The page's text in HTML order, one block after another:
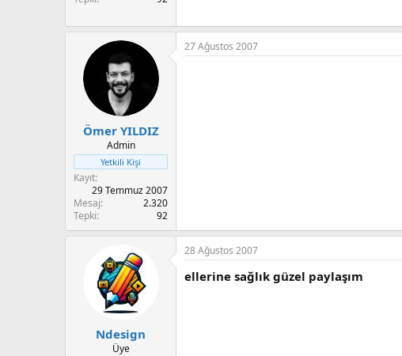
Ömer YILDIZ
Admin
Yetkili Kişi
Kayıt
29 Temmuz 2007
Mesaj
2.320
Tepki
92
27 Ağustos 2007
Ndesign
Üye
28 Ağustos 2007
ellerine sağlık güzel paylaşım